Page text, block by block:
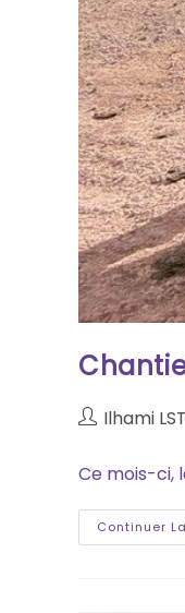
Ilhami LST
Ce mois-ci,
Continuer